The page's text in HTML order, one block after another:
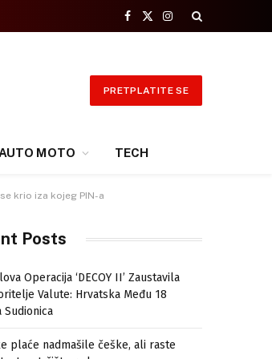
Facebook
X
Instagram
PRETPLATITE SE
AUTO MOTO TECH
krio iza kojeg PIN-a
Posts
Operacija ‘DECOY II’ Zaustavila
Valute: Hrvatska Među 18
Sudionica
plaće nadmašile češke, ali raste